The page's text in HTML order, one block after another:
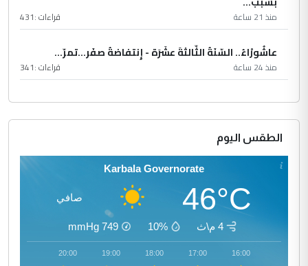
منذ 21 ساعة قراءات :431
عاشُورْاءُ.. السّنَةُ الثّالثةَ عشَرَة - إِنتفاضةُ صفَر…تمرّ...
منذ 24 ساعة قراءات :341
الطقس اليوم
Karbala Governorate
46°C صافي
4 م\ث 10%
749
mmHg
16:00
17:00
18:00
19:00
20:00